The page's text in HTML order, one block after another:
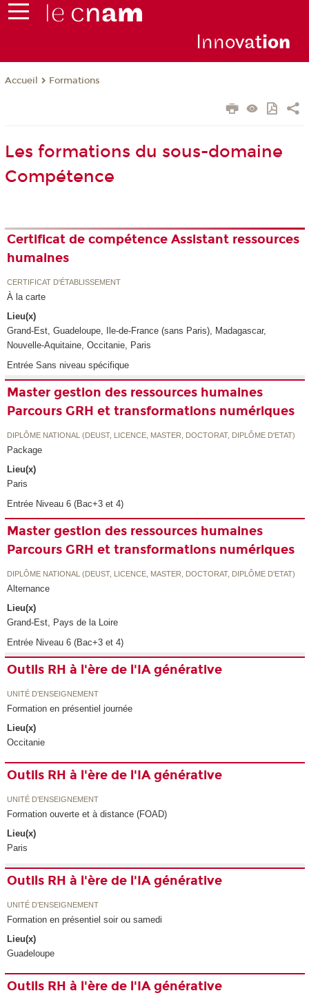
Innovation
Accueil Formations
Les formations du sous-domaine
Compétence
Certificat de compétence Assistant ressources
humaines
CERTIFICAT D'ÉTABLISSEMENT
À la carte
Lieu(x)
Grand-Est, Guadeloupe, Ile-de-France (sans Paris), Madagascar,
Nouvelle-Aquitaine, Occitanie, Paris
Entrée Sans niveau spécifique
Master gestion des ressources humaines
Parcours GRH et transformations numériques
DIPLÔME NATIONAL (DEUST, LICENCE, MASTER, DOCTORAT, DIPLÔME D'ETAT)
Package
Lieu(x)
Paris
Entrée Niveau 6 (Bac+3 et 4)
Master gestion des ressources humaines
Parcours GRH et transformations numériques
DIPLÔME NATIONAL (DEUST, LICENCE, MASTER, DOCTORAT, DIPLÔME D'ETAT)
Alternance
Lieu(x)
Grand-Est, Pays de la Loire
Entrée Niveau 6 (Bac+3 et 4)
Outils RH à l'ère de l'IA générative
UNITÉ D’ENSEIGNEMENT
Formation en présentiel journée
Lieu(x)
Occitanie
Outils RH à l'ère de l'IA générative
UNITÉ D’ENSEIGNEMENT
Formation ouverte et à distance (FOAD)
Lieu(x)
Paris
Outils RH à l'ère de l'IA générative
UNITÉ D’ENSEIGNEMENT
Formation en présentiel soir ou samedi
Lieu(x)
Guadeloupe
Outils RH à l'ère de l'IA générative